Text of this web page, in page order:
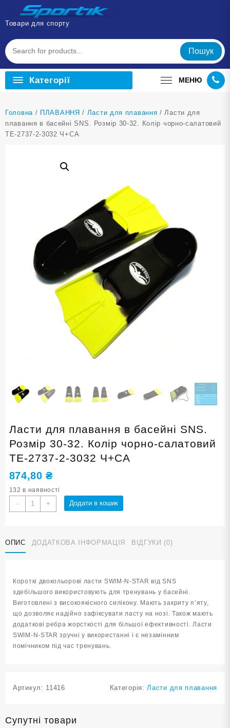
Перейти
вмісту
Товари для спорту
Пошук
Категорії МЕНЮ
Головна / ПЛАВАННЯ / Ласти для плавання / Ласти для
плавання в басейні SNS. Розмір 30-32. Колір чорно-салатовий
TE-2737-2-3032 Ч+СА
Ласти для плавання в басейні SNS.
Розмір 30-32. Колір чорно-салатовий
TE-2737-2-3032 Ч+СА
874,80₴
132 в наявності
-
Ласти
для
басейні
SNS.
кількість
+ Додати в кошик
ОПИС ДОДАТКОВА ІНФОРМАЦІЯ ВІДГУКИ (0)
Короткі двокольорові ласти SWIM-N-STAR від SNS
здебільшого використовують для тренувань у басейні.
Виготовлені з високоякісного силікону. Мають закриту п’яту,
що дозволяє надійно зафіксувати ласту на нозі. Також мають
додаткові ребра жорсткості для більшої ефективності. Ласти
SWIM-N-STAR зручні у використанні і є незамінним
помічником під час тренувань.
Артикул: 11416 Категорія:Ласти для плавання
Супутні товари